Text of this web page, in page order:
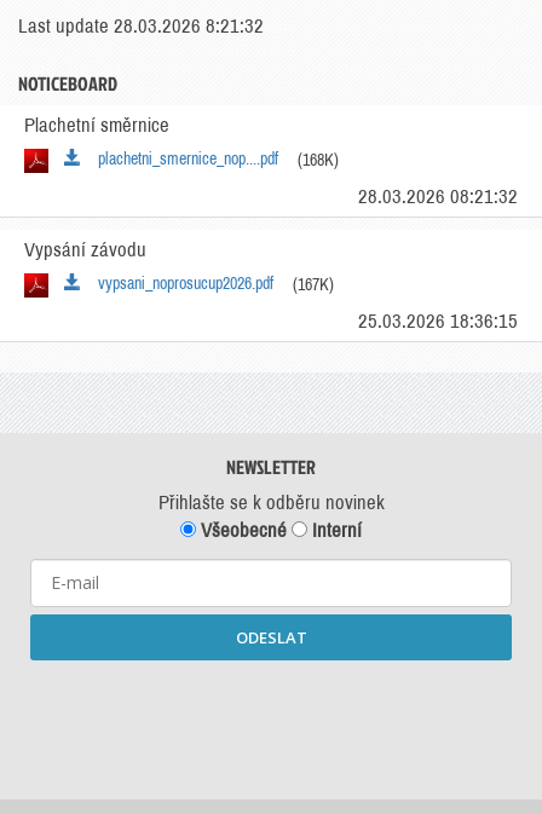
Last update 28.03.2026 8:21:32
NOTICEBOARD
Plachetní směrnice
plachetni_smernice_nop....pdf (168K)
28.03.2026 08:21:32
Vypsání závodu
vypsani_noprosucup2026.pdf (167K)
25.03.2026 18:36:15
NEWSLETTER
Přihlašte se k odběru novinek
Všeobecné
Interní
ODESLAT